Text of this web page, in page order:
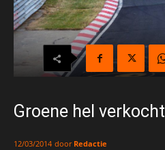
Groene hel verkocht
12/03/2014 door Redactie